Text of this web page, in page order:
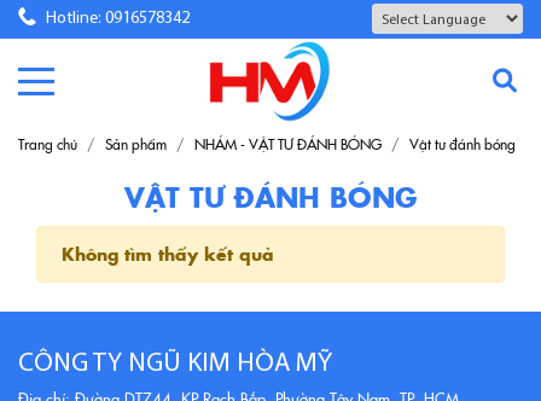
Hotline: 0916578342
Trang chủ Sản phẩm NHÁM - VẬT TƯ ĐÁNH BÓNG Vật tư đánh bóng
VẬT TƯ ĐÁNH BÓNG
Không tìm thấy kết quả
CÔNG TY NGŨ KIM HÒA MỸ